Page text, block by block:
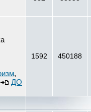
,
ДО
1592 450188